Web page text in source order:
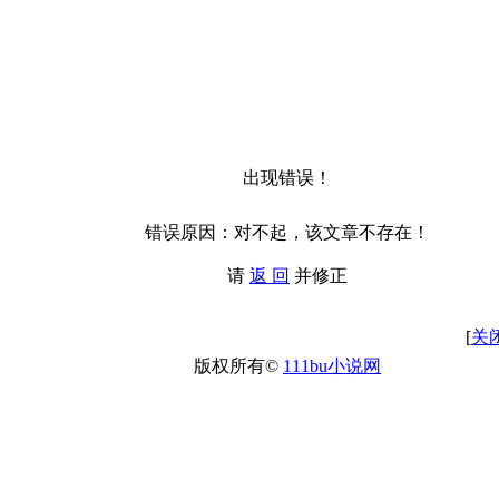
出现错误！
错误原因：对不起，该文章不存在！
请 返 回 并修正
[关
版权所有© 111bu小说网